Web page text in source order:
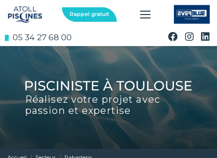
au
contenu
05 34 27 68 00
Rappel gratuit
Réalisez votre projet avec
passion et expertise